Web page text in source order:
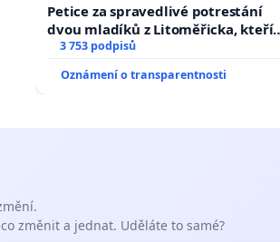
Petice za spravedlivé potrestání
dvou mladíků z Litoměřicka, kteří
dali kočku 😿 do sušičky, zapnuli ji a
3 753 podpisů
Oznámení o transparentnosti
změnit a jednat. Uděláte to samé?